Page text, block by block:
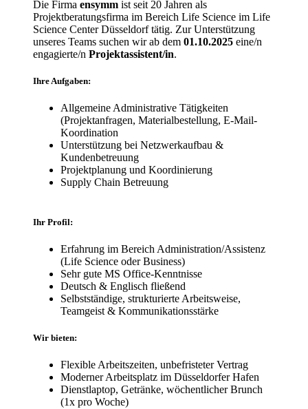
Die Firma ensymm ist seit 20 Jahren als
Projektberatungsfirma im Bereich Life Science im Life
Science Center Düsseldorf tätig. Zur Unterstützung
unseres Teams suchen wir ab dem 01.10.2025 eine/n
engagierte/n Projektassistent/in.
Ihre Aufgaben:
Allgemeine Administrative Tätigkeiten
(Projektanfragen, Materialbestellung, E-Mail-
Koordination
Unterstützung bei Netzwerkaufbau &
Kundenbetreuung
Projektplanung und Koordinierung
Supply Chain Betreuung
Ihr Profil:
Erfahrung im Bereich Administration/Assistenz
(Life Science oder Business)
Sehr gute MS Office-Kenntnisse
Deutsch & Englisch fließend
Selbstständige, strukturierte Arbeitsweise,
Teamgeist & Kommunikationsstärke
Wir bieten:
Flexible Arbeitszeiten, unbefristeter Vertrag
Moderner Arbeitsplatz im Düsseldorfer Hafen
Dienstlaptop, Getränke, wöchentlicher Brunch
(1x pro Woche)